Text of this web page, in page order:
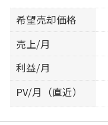
希望売却価格
売上/月
利益/月
PV/月（直近）